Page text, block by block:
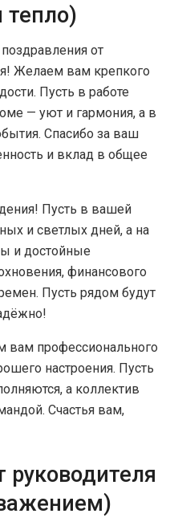
тепло)
от
Желаем вам крепкого
Пусть в работе
— уют и гармония, а в
Спасибо за ваш
и вклад в общее
Пусть в вашей
и светлых дней, а на
и достойные
финансового
Пусть рядом будут
профессионального
настроения. Пусть
а коллектив
Счастья вам,
руководителя